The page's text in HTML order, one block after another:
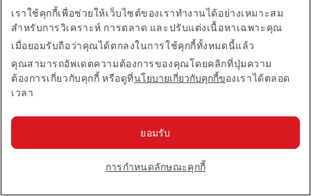
จากเที่ยวบินกับสายการบินเอมิเรตส์, flydubai และ
พันธมิตรสายการบินอื่น ๆ ตลอดจนไมล์สะสม Skywards ที่
คุณได้รับจากพันธมิตรธนาคาร โรงแรม บริการรถเช่า
ร้านค้า และไลฟ์สไตล์ของเรา เฉพาะไมล์สะสม Skywards
ที่คุณได้รับจากพันธมิตรการแลกเงินเท่านั้นที่จะไม่
ฉันสามารถเข้าร่วมบัญชี ครอบครัวของฉัน มากกว่าหนึ่ง
บัญชีได้หรือไม่
หัวหน้าครอบครัวและสมาชิกในครอบครัวสามารถเข้า
ร่วมและเป็นส่วนหนึ่งของบัญชีได้เพียงบัญชีเดียวในแต่ละ
ต้องการเข้าร่วมในบัญชีใหม่ รายชื่อพวกเขาจะต้องถูกลบ
ออกจากบัญชีปัจจุบันก่อน อย่างไรก็ตาม หากหัวหน้า
ครอบครัวถูกลบออก บัญชีครอบครัวของฉันจะถูกปิด และ
ไมล์สะสม Skywards ทั้งหมดที่เหลืออยู่ในบัญชีจะถูก
ฉันสามารถรวมไมล์สะสม Skywards ที่ได้รับจากสาย
ของสายการบิน flydubai เข้าในบัญชีครอบครัวของฉันได้
ไมล์สะสม Skywards ในบัญชีครอบครัวของฉันสามารถ
ใช้ได้นานเท่าใด
เราใช้คุกกี้เพื่อช่วยให้เว็บไซต์ของเราทำงานได้อย่างเหมาะสม
สำหรับการวิเคราะห์ การตลาด และปรับแต่งเนื้อหาเฉพาะคุณ
เมื่อยอมรับถือว่าคุณได้ตกลงในการใช้คุกกี้ทั้งหมดนี้แล้ว
คุณสามารถอัพเดตความต้องการของคุณโดยคลิกที่ปุ่มความ
ต้องการเกี่ยวกับคุกกี้ หรือดูที่นโยบายเกี่ยวกับคุกกี้ของเราได้ตลอด
เวลา
การกำหนดลักษณะคุกกี้
ยอมรับ